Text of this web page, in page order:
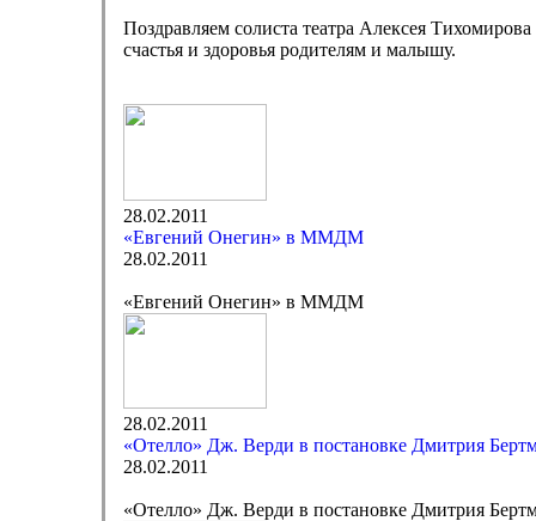
Поздравляем солиста театра Алексея
счастья и здоровья родителям и малышу.
28.02.2011
«Евгений Онегин» в ММДМ
28.02.2011
«Евгений Онегин» в ММДМ
28.02.2011
«Отелло» Дж. Верди в постановке Дмитрия
28.02.2011
«Отелло» Дж. Верди в постановке Дмитрия